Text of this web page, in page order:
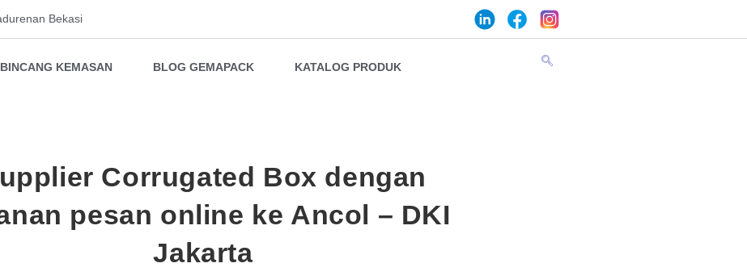
Bekasi
BINCANG KEMASAN BLOG GEMAPACK KATALOG PRODUK
Corrugated Box dengan
pesan online ke Ancol – DKI
Jakarta